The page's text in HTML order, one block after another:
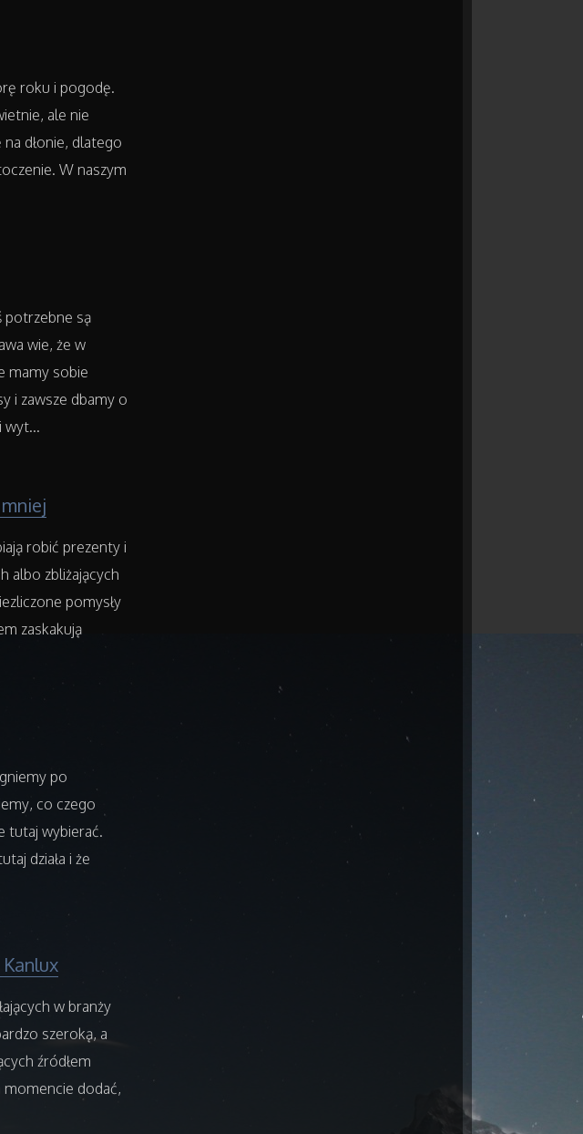
roku i pogodę.
ale nie
dłonie, dlatego
W naszym
potrzebne są
wie, że w
mamy sobie
i zawsze dbamy o
wyt...
robić prezenty i
albo zbliżających
pomysły
zaskakują
po
co czego
tutaj wybierać.
działa i że
w branży
szeroką, a
źródłem
momencie dodać,